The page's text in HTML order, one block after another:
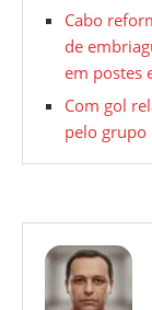
Cabo
de
em postes
Com gol
pelo grupo